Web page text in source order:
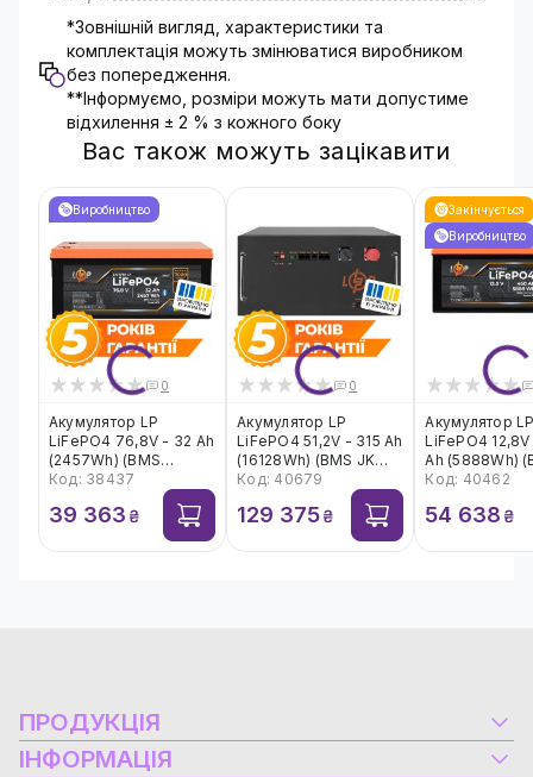
*Зовнішній вигляд, характеристики та
комплектація можуть змінюватися виробником
без попередження.
**Інформуємо, розміри можуть мати допустиме
відхилення ± 2 % з кожного боку
Вас також можуть зацікавити
Виробництво
0
Акумулятор LP
LiFePO4 76,8V - 32 Ah
(2457Wh) (BMS
64A/32А) пластик
Код: 38437
39 363 ₴
0
Акумулятор LP
LiFePO4 51,2V - 315 Ah
(16128Wh) (BMS JK
200A/100А) RM
Код: 40679
129 375₴
Закінчується
Виробництво
Акумулятор
LiFePO4
Ah (5888Wh)
200A/200А)
Код: 40462
54 638 ₴
ПРОДУКЦІЯ
Електроустаткування
ІНФОРМАЦІЯ